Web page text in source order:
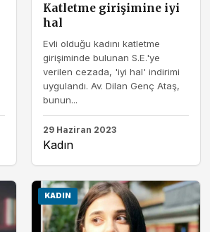
Katletme girişimine iyi
hal
Evli olduğu kadını katletme
girişiminde bulunan S.E.'ye
verilen cezada, 'iyi hal' indirimi
uygulandı. Av. Dilan Genç Ataş,
bunun...
29 Haziran 2023
Kadın
KADIN